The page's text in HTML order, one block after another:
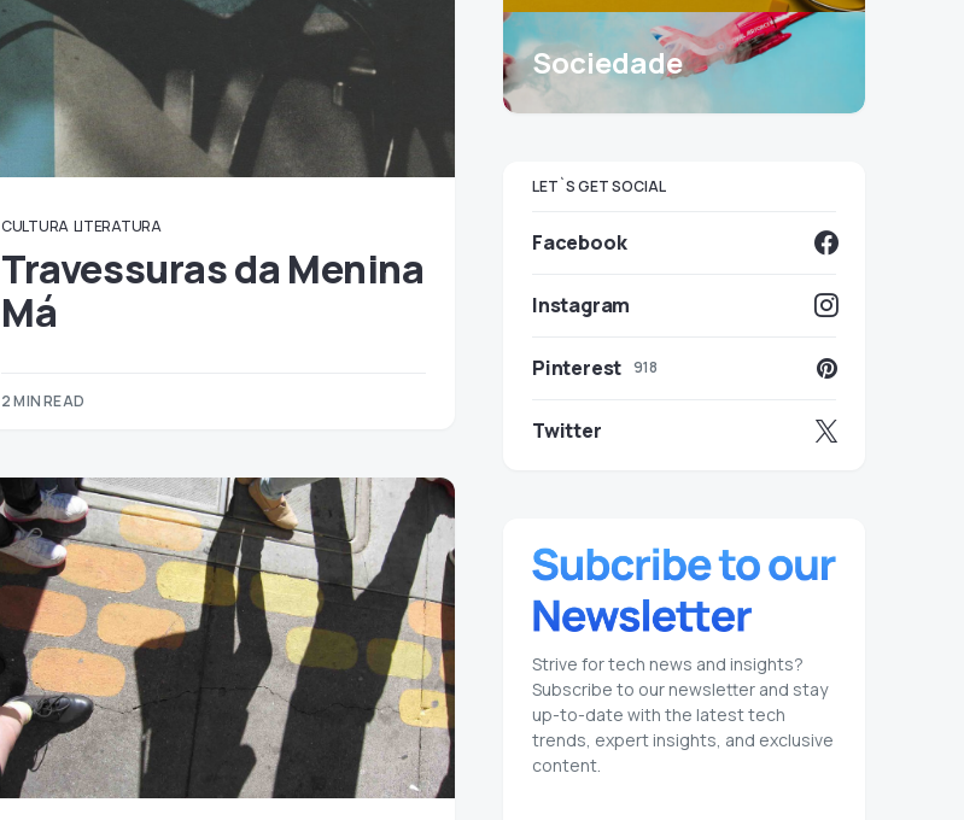
CULTURA LITERATURA
Travessuras da Menina
Má
2 MIN READ
Sociedade
LET`S GET SOCIAL
Facebook
Instagram
Pinterest 918
Twitter
Strive for tech news and insights?
Subscribe to our newsletter and stay
up-to-date with the latest tech
trends, expert insights, and exclusive
content.